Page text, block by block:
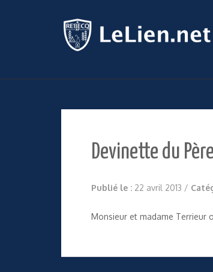
Devinette du
Publié le : 22 avril 2013 /
Monsieur et madame Terrieur